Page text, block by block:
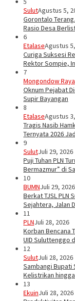
SulutAgustus 5,
Gorontalo
Rasio Desa
6
EtalaseAgustus
Curiga Suksesi
Rektor Sompie,
7
Mongondow Raya
Oknum Pejabat
Supir Bayangan
8
EtalaseAgustus
Tragis Nasib
Ternyata 2026
9
SulutJuli 29, 2026
Puji Tuhan PLN
Bermazmur” di
10
BUMNJuli 29, 2026
Berkat TJSL PLN
Sejahtera, Jalan
11
PLNJuli 28, 2026
Korban Bencana
UID Suluttenggo
12
SulutJuli 28, 2026
Sambangi Bupati
Kelistrikan
13
EkuinJuli 28, 2026